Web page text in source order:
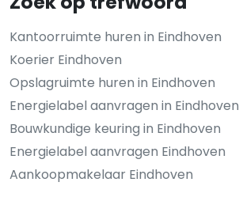
Kantoorruimte huren in Eindhoven
Koerier Eindhoven
Opslagruimte huren in Eindhoven
Energielabel aanvragen in Eindhoven
Bouwkundige keuring in Eindhoven
Energielabel aanvragen Eindhoven
Aankoopmakelaar Eindhoven